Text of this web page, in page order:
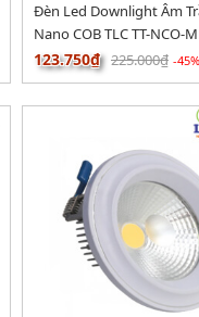
Đèn Led Downlight Âm
Nano COB TLC TT-NCO-
123.750₫ 225.000₫ -45%